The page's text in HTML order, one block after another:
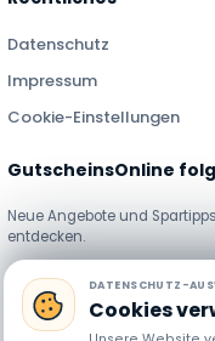
Datenschutz
Impressum
Cookie-Einstellungen
GutscheinsOnline
Neue Angebote und
entdecken.
DATENSCHUTZ-
Cookies